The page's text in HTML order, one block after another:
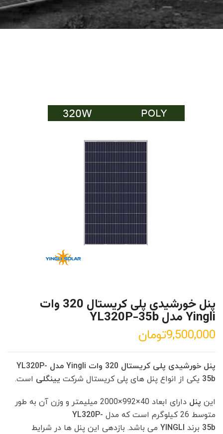
پنل خورشیدی پلی کریستال 320 وات
Yingli مدل YL320P-35b
9,500,000تومان
پنل خورشیدی پلی کریستال 320 وات Yingli مدل YL320P-
35b یکی از انواع پنل های پلی کریستال شرکت یینگلی است.
این پنل
دارای ابعاد 40×992×2000 میلیمتر و وزن آن به طور
متوسط 26 کیلوگرم است که مدل
YL320P-
35b برند YINGLI می باشد. بازدهی این پنل ها در شرایط